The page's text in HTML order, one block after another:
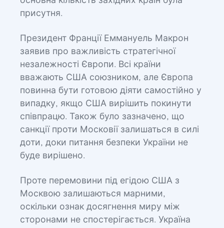
присутня.
Президент Франції Еммануель Макрон
заявив про важливість стратегічної
незалежності Європи. Всі країни
вважають США союзником, але Європа
повинна бути готовою діяти самостійно у
випадку, якщо США вирішить покинути
співпрацю. Також було зазначено, що
санкції проти Московії залишаться в силі
доти, доки питання безпеки України не
буде вирішено.
Проте перемовини під егідою США з
Москвою залишаються марними,
оскільки ознак досягнення миру між
сторонами не спостерігається. Україна